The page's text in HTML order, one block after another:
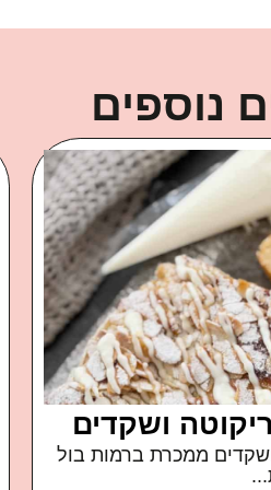
נוספים
שלמה של פטה כבשים